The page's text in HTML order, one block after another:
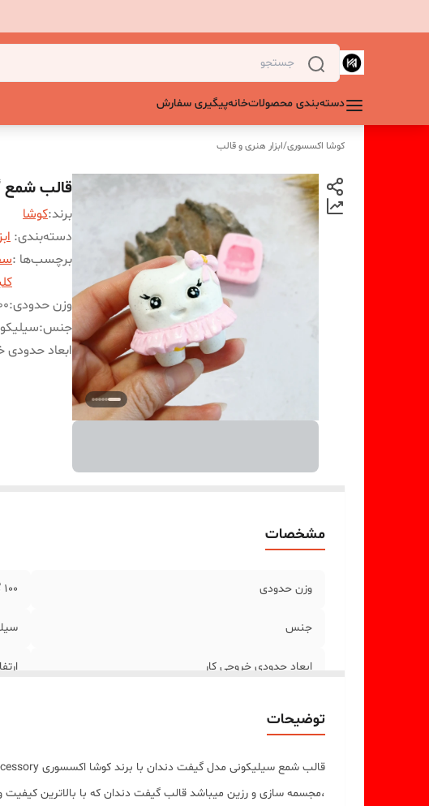
دسته‌بندی محصولاتخانهپیگیری سفارش
کوشا اکسسوری/ابزار هنری و قالب
قالب شمع
برند:کوشا
دسته‌بندی:
برچسب‌ها :
وزن حدودی:
جنس:
ابعاد حدودی
مشخصات
وزن حدودی 100 گرم
جنس
ابعاد حدودی خروجی کار ارتفاع
توضیحات
،مجسمه سازی و رزین میباشد قالب گیفت دندان که با بالاترین